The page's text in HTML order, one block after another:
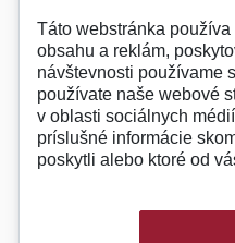
Táto webstránka
obsahu a reklám,
návštevnosti používame
používate naše webové
v oblasti sociálnych
príslušné informácie
poskytli alebo ktoré od